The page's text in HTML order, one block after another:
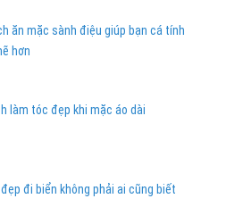
ăn mặc sành điệu giúp bạn cá tính
hơn
làm tóc đẹp khi mặc áo dài
đẹp đi biển không phải ai cũng biết